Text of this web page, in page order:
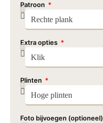
Patroon
Extra opties
Plinten
Foto bijvoegen (optioneel)